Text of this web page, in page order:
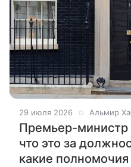
29 июля 2026 Альмир
Премьер-министр
что это за
какие полномочия